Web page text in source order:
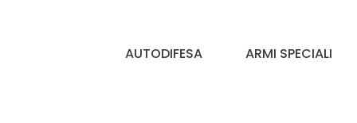
AUTODIFESA ARMI SPECIALI